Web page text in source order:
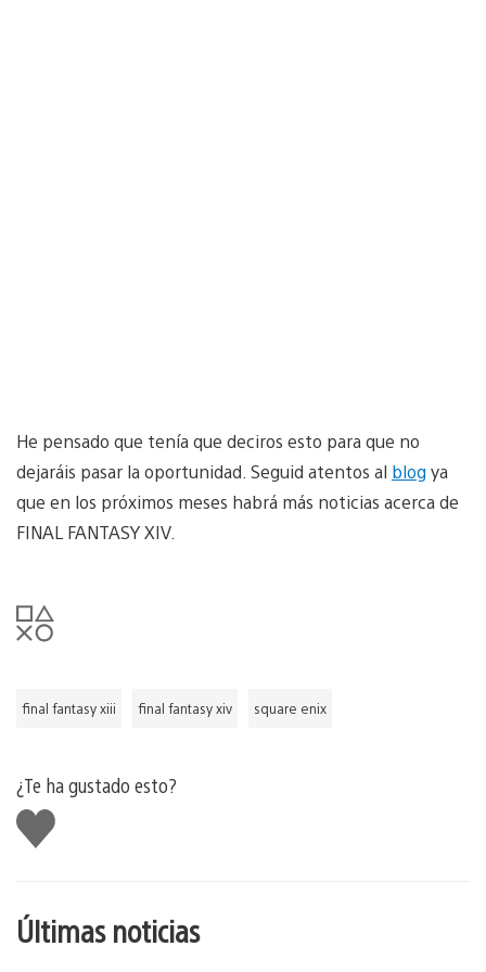
He pensado que tenía que deciros esto para que no
dejaráis pasar la oportunidad. Seguid atentos al blog ya
que en los próximos meses habrá más noticias acerca de
FINAL FANTASY XIV.
final fantasy xiii final fantasy xiv square enix
¿Te ha gustado esto?
Me
gusta
Últimas noticias